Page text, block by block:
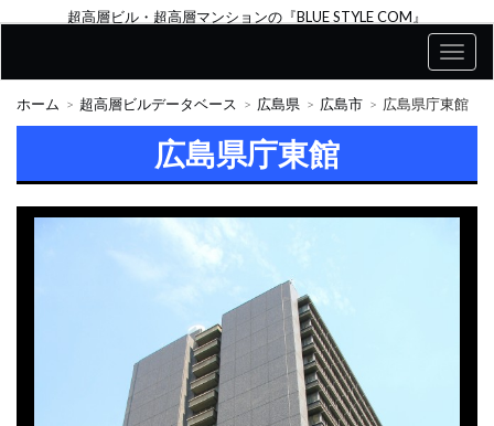
超高層ビル・超高層マンションの『BLUE STYLE COM』
ホーム 超高層ビルデータベース 広島県 広島市 広島県庁東館
広島県庁東館